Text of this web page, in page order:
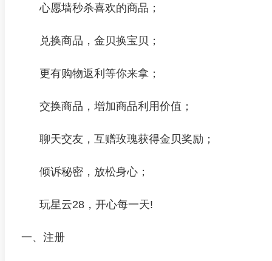
心愿墙秒杀喜欢的商品；
兑换商品，金贝换宝贝；
更有购物返利等你来拿；
交换商品，增加商品利用价值；
聊天交友，互赠玫瑰获得金贝奖励；
倾诉秘密，放松身心；
玩星云28，开心每一天!
一、注册